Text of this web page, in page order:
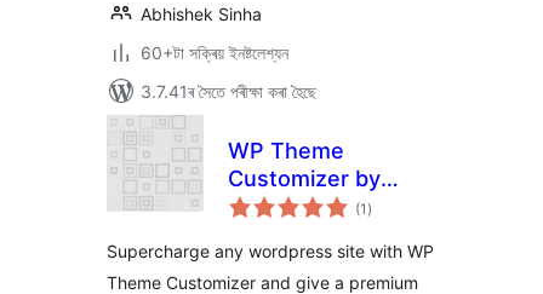
Abhishek Sinha
60+টা সক্ৰিয় ইনষ্টলেশ্যন
3.7.41ৰ সৈতে পৰীক্ষা কৰা হৈছে
WP Theme
Customizer by
phpbaba
(1 টা
মুঠ)
Supercharge any wordpress site with WP
Theme Customizer and give a premium